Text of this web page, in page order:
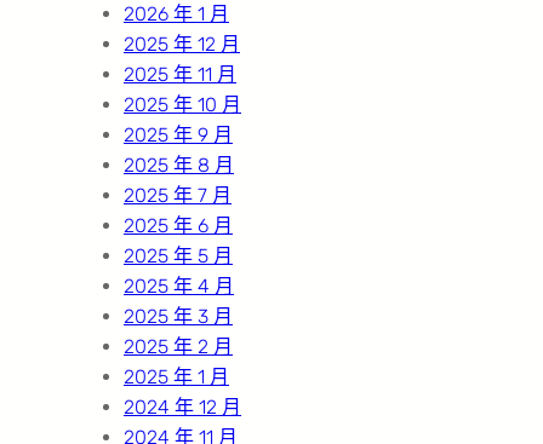
2026 年 1 月
2025 年 12 月
2025 年 11 月
2025 年 10 月
2025 年 9 月
2025 年 8 月
2025 年 7 月
2025 年 6 月
2025 年 5 月
2025 年 4 月
2025 年 3 月
2025 年 2 月
2025 年 1 月
2024 年 12 月
2024 年 11 月